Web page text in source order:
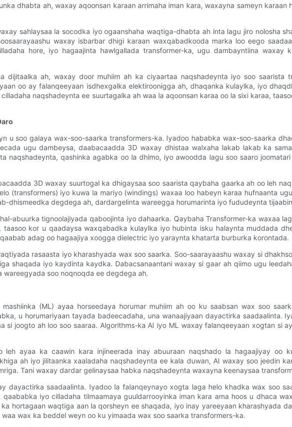
dhabta ah, waxay aqoonsan karaan arrimaha iman kara, waxayna sameyn karaan
sahlaysaa la socodka iyo ogaanshaha waqtiga-dhabta ah inta lagu jiro nolosha
waxay isbarbar dhigi karaan waxqabadkooda marka loo eego
hore, iyo hagaajinta hawlgallada transformer-ka, ugu dambayntiina waxay
dijitaalka ah, waxay door muhiim ah ka ciyaartaa naqshadeynta iyo soo saarista
oo ay falanqeeyaan isdhexgalka elektiroonigga ah, dhaqanka kulaylka, iyo
naqshadeynta ee suurtagalka ah waa la aqoonsan karaa oo la sixi karaa,
u soo galaya wax-soo-saarka transformers-ka. Iyadoo hababka wax-soo-saarka
ugu dambeysa, daabacaadda 3D waxay dhistaa walxaha lakab lakab ka
naqshadeynta, qashinka agabka oo la dhimo, iyo awoodda lagu soo saaro
3D waxay suurtogal ka dhigaysaa soo saarista qaybaha gaarka ah oo leh
(transformers) iyo kuwa la mariyo (windings) waxaa loo habeyn karaa hufnaanta
dhismeedka degdega ah, dardargelinta wareegga horumarinta iyo fududeynta
abuurka tignoolajiyada qaboojinta iyo dahaarka. Qaybaha Transformer-ka waxaa
kor u qaadaysa waxqabadka kulaylka iyo hubinta isku halaynta muddada
adag oo hagaajiya xoogga dielectric iyo yaraynta khatarta burburka korontada.
rasaasta iyo kharashyada wax soo saarka. Soo-saarayaashu waxay si
shaqada iyo kaydinta kaydka. Dabacsanaantani waxay si gaar ah qiimo ugu
soo noqnoqda ee degdega ah.
(ML) ayaa horseedaya horumar muhiim ah oo ku saabsan wax soo
u horumariyaan tayada badeecadaha, una wanaajiyaan dayactirka saadaalinta.
si joogto ah loo soo saaraa. Algorithms-ka AI iyo ML waxay falanqeeyaan xogtan si
leh ayaa ka caawin kara injineerada inay abuuraan naqshado la hagaajiyay oo
ah iyo jilitaanka xaaladaha naqshadeynta ee kala duwan, AI waxay soo jeedin
Tani waxay dardar gelinaysaa habka naqshadeynta waxayna keenaysaa
dayactirka saadaalinta. Iyadoo la falanqeynayo xogta laga helo khadka wax soo
iyo cilladaha tilmaamaya guuldarrooyinka iman kara ama hoos u dhaca
hortagaan waqtiga aan la qorsheyn ee shaqada, iyo inay yareeyaan kharashyada
wax ka beddel weyn oo ku yimaada wax soo saarka transformers-ka.